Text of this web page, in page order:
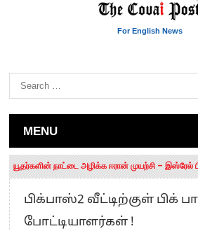
For English News
MENU
தமிழக சட்டப்பேரவையில் காலியிடங்கள் 6 ஆக உயர்வு
யூதர்களின் நாட்டை அழிக்க ஈரான் முயற்சி – இஸ்ரேல்
“மக்களால் நிராகரிக்கப்பட்டவர் ஸ்டாலின்!” –
எங்களை நீக்குவதற்கு இபிஎஸ்க்கு அதிகாரம் இல்லை..
எஸ்.பி.வேலுமணி, சி.வி.சண்முகம் உள்ளிட்ட MLA-க்கள்
”நீட் தேர்வை முழுமையாக ரத்து செய்ய வேண்டும்”-
பிக்பாஸ்2 வீட்டிற்குள் பிக்
போட்டியாளர்கள் !